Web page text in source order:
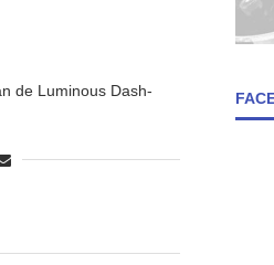
de Luminous Dash-